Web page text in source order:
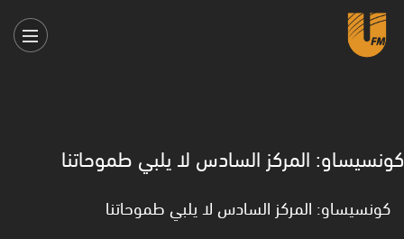
كونسيساو: المركز السادس لا يلبي طموحاتنا
كونسيساو: المركز السادس لا يلبي طموحاتنا